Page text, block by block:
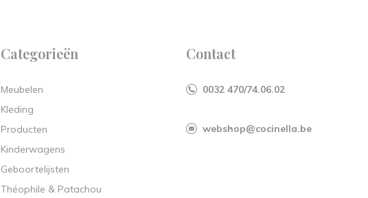
Categorieën
Meubelen
Kleding
Producten
Kinderwagens
Geboortelijsten
Théophile & Patachou
Contact
0032 470/74.06.02
webshop@cocinella.be